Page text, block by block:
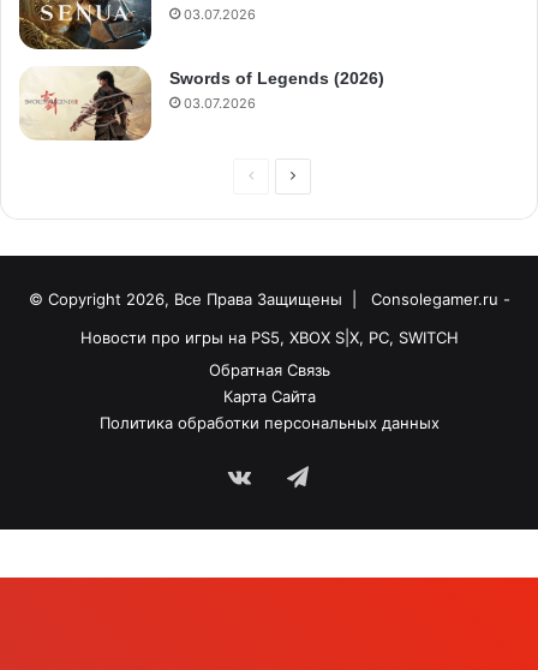
03.07.2026
Swords of Legends (2026)
03.07.2026
© Copyright 2026, Все Права Защищены |
Consolegamer.ru -
Новости про игры на PS5, XBOX S|X, PC, SWITCH
Обратная Связь
Карта Сайта
Политика обработки персональных данных